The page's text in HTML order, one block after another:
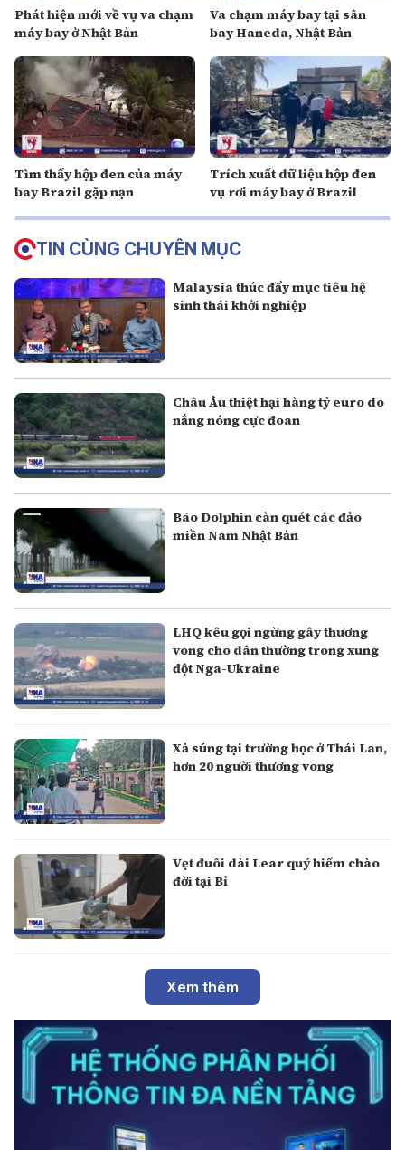
Phát hiện mới về vụ va chạm
máy bay ở Nhật Bản
Va chạm máy bay tại sân
bay Haneda, Nhật Bản
Tìm thấy hộp đen của máy
bay Brazil gặp nạn
Trích xuất dữ liệu hộp đen
vụ rơi máy bay ở Brazil
TIN CÙNG CHUYÊN MỤC
Malaysia thúc đẩy mục tiêu hệ
sinh thái khởi nghiệp
Châu Âu thiệt hại hàng tỷ euro do
nắng nóng cực đoan
Bão Dolphin càn quét các đảo
miền Nam Nhật Bản
LHQ kêu gọi ngừng gây thương
vong cho dân thường trong xung
đột Nga-Ukraine
Xả súng tại trường học ở Thái Lan,
hơn 20 người thương vong
Vẹt đuôi dài Lear quý hiếm chào
đời tại Bỉ
Xem thêm